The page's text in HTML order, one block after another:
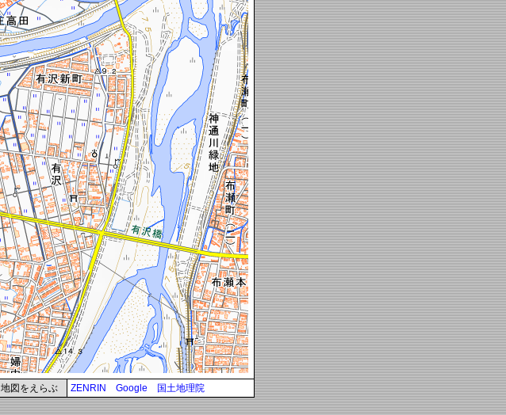
地図をえらぶ ZENRIN Google 国土地理院